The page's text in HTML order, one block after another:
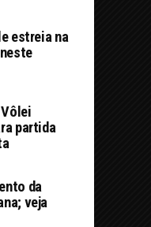
estreia na
partida
da
veja